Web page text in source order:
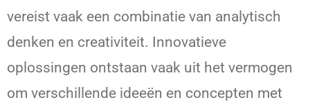
vereist vaak een combinatie van analytisch
denken en creativiteit. Innovatieve
oplossingen ontstaan vaak uit het vermogen
om verschillende ideeën en concepten met